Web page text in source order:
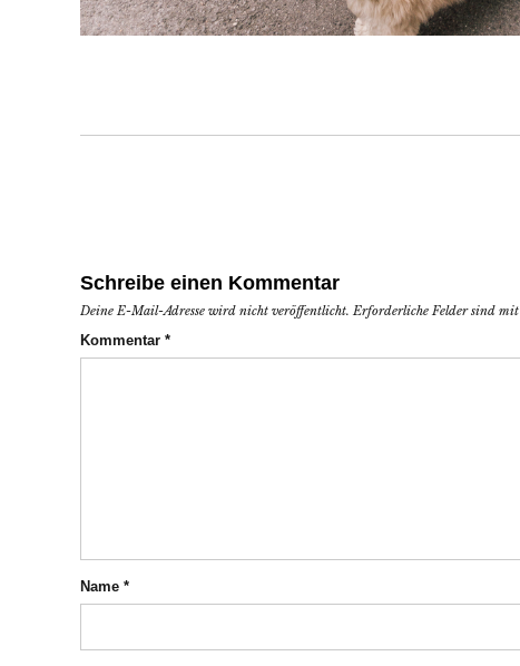
Schreibe einen Kommentar
Deine E-Mail-Adresse wird nicht veröffentlicht. Erforderliche Felder sind mit
Kommentar *
Name *